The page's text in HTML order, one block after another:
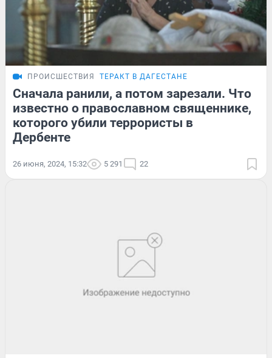
ПРОИСШЕСТВИЯ ТЕРАКТ В ДАГЕСТАНЕ
Сначала ранили, а потом зарезали. Что
известно о православном священнике,
которого убили террористы в
Дербенте
26 июня, 2024, 15:32 5 291 22